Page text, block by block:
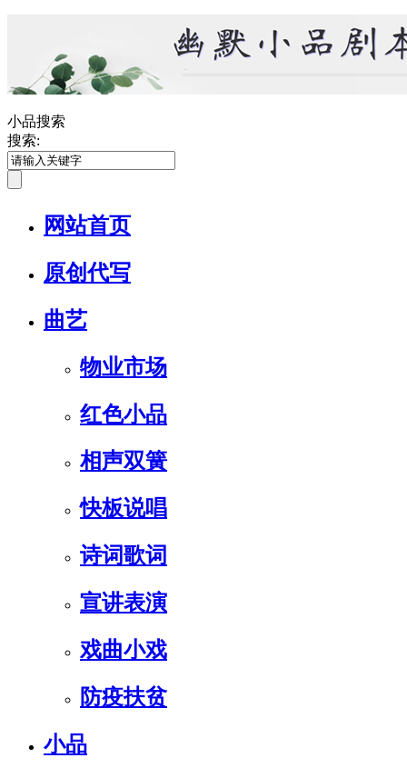
小品搜索
搜索:
网站首页
原创代写
曲艺
物业市场
红色小品
相声双簧
快板说唱
诗词歌词
宣讲表演
戏曲小戏
防疫扶贫
小品